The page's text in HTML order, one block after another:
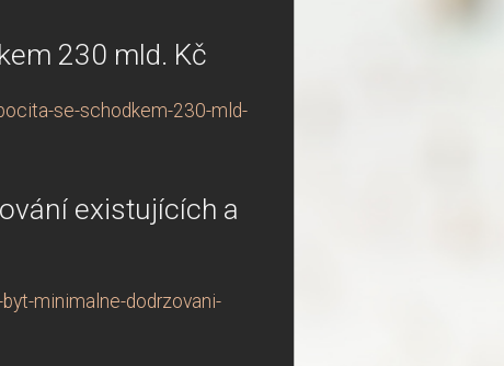
230 mld. Kč
se-schodkem-230-mld-
existujících a
minimalne-dodrzovani-